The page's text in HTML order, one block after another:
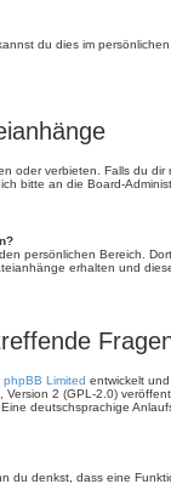
du dies im persönlichen
oder verbieten. Falls du
bitte an die Board-
persönlichen Bereich.
erhalten und
phpBB Limited entwickelt
2 (GPL-2.0)
Eine deutschsprachige
du denkst, dass eine